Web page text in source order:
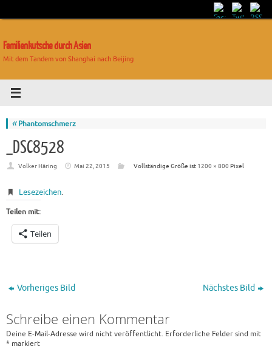
Familienkutsche durch Asien
Mit dem Tandem von Shanghai nach Beijing
«Phantomschmerz
_DSC8528
Volker Häring Mai 22, 2015 Vollständige Größe ist 1200 × 800 Pixel
Lesezeichen.
Teilen mit:
Teilen
Vorheriges Bild Nächstes Bild
Schreibe einen Kommentar
Deine E-Mail-Adresse wird nicht veröffentlicht. Erforderliche Felder sind mit
* markiert